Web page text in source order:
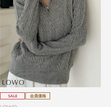
SALE 会員価格